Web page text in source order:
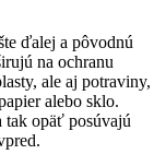
ďalej a pôvodnú
na ochranu
ale aj potraviny,
alebo sklo.
tak opäť posúvajú